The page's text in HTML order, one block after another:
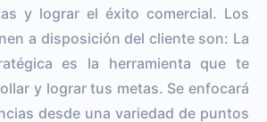
y lograr el éxito comercial. Los
a disposición del cliente son: La
es la herramienta que te
y lograr tus metas. Se enfocará
desde una variedad de puntos